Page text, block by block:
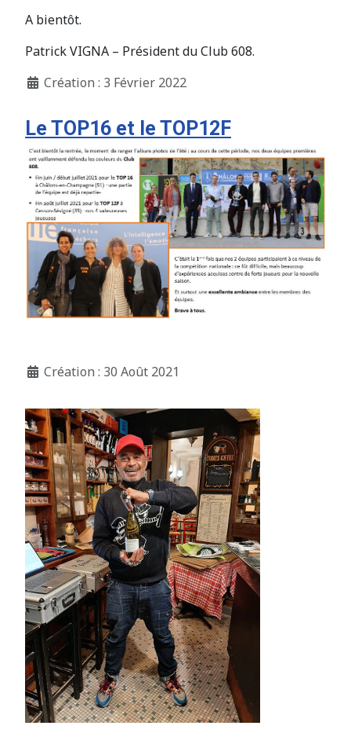
A bientôt.
Patrick VIGNA – Président du Club 608.
Création : 3 Février 2022
Le TOP16 et le TOP12F
Création : 30 Août 2021